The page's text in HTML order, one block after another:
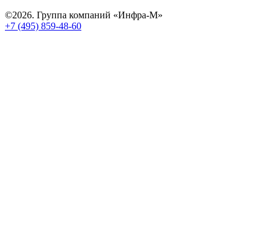
©2026. Группа компаний «Инфра-М»
+7 (495) 859-48-60